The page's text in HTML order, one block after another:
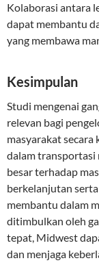
Kolaborasi antara
dapat membantu
yang membawa
Kesimpulan
Studi mengenai
relevan bagi
masyarakat
dalam transportasi
besar terhadap
berkelanjutan
membantu dalam
ditimbulkan oleh
tepat, Midwest
dan menjaga